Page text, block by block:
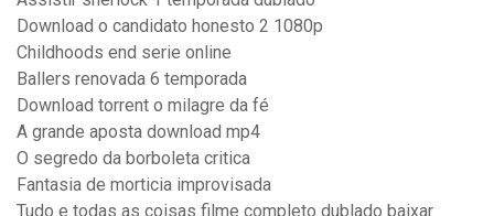
Download o candidato honesto 2 1080p
Childhoods end serie online
Ballers renovada 6 temporada
Download torrent o milagre da fé
A grande aposta download mp4
O segredo da borboleta critica
Fantasia de morticia improvisada
Tudo e todas as coisas filme completo dublado baixar